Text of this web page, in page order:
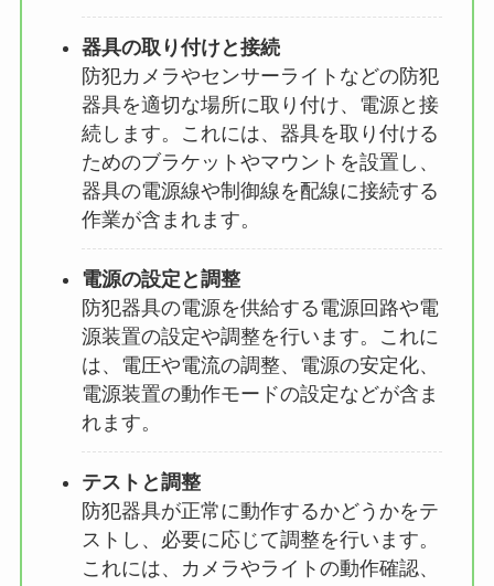
器具の取り付けと接続
防犯カメラやセンサーライトなどの防犯
器具を適切な場所に取り付け、電源と接
続します。これには、器具を取り付ける
ためのブラケットやマウントを設置し、
器具の電源線や制御線を配線に接続する
作業が含まれます。
電源の設定と調整
防犯器具の電源を供給する電源回路や電
源装置の設定や調整を行います。これに
は、電圧や電流の調整、電源の安定化、
電源装置の動作モードの設定などが含ま
れます。
テストと調整
防犯器具が正常に動作するかどうかをテ
ストし、必要に応じて調整を行います。
これには、カメラやライトの動作確認、